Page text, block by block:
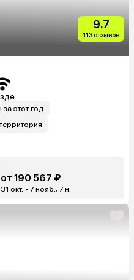
9.7
113 отзывов
этот год
от 190 567 ₽
31 окт. - 7 нояб., 7 н.